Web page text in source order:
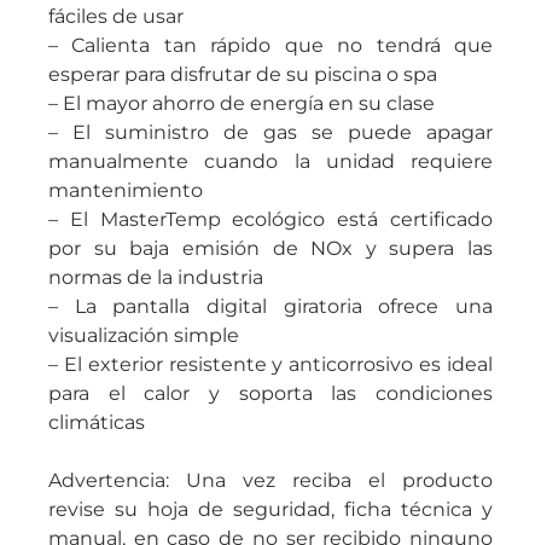
fáciles de usar
– Calienta tan rápido que no tendrá que
esperar para disfrutar de su piscina o spa
– El mayor ahorro de energía en su clase
– El suministro de gas se puede apagar
manualmente cuando la unidad requiere
mantenimiento
– El MasterTemp ecológico está certificado
por su baja emisión de NOx y supera las
normas de la industria
– La pantalla digital giratoria ofrece una
visualización simple
– El exterior resistente y anticorrosivo es ideal
para el calor y soporta las condiciones
climáticas
Advertencia: Una vez reciba el producto
revise su hoja de seguridad, ficha técnica y
manual, en caso de no ser recibido ninguno